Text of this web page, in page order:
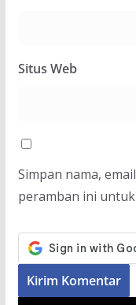
Situs Web
Simpan nama,
peramban ini